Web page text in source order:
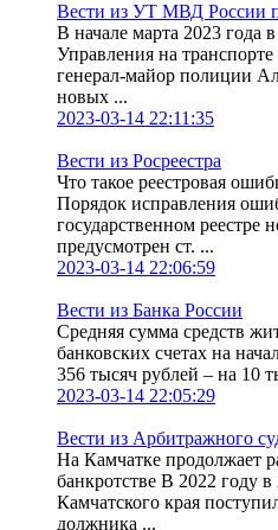
Вести из УТ МВД России
В начале марта 2023 года
Управления на
генерал-майор полиции
новых ...
2023-03-14 22:11:35
Вести из Росреестра
Что такое реестровая
Порядок исправления
государственном
предусмотрен ст. ...
2023-03-14 22:06:59
Вести из Банка России
Средняя сумма средств
банковских счетах на
356 тысяч рублей – на 10
2023-03-14 22:05:29
Вести из Арбитражного
На Камчатке продолжает
банкротстве В 2022 году
Камчатского края
должника ...